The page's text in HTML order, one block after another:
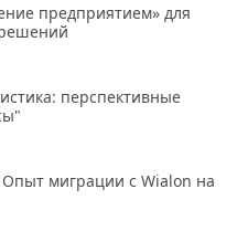
предприятием» для
перспективные
миграции с Wialon на